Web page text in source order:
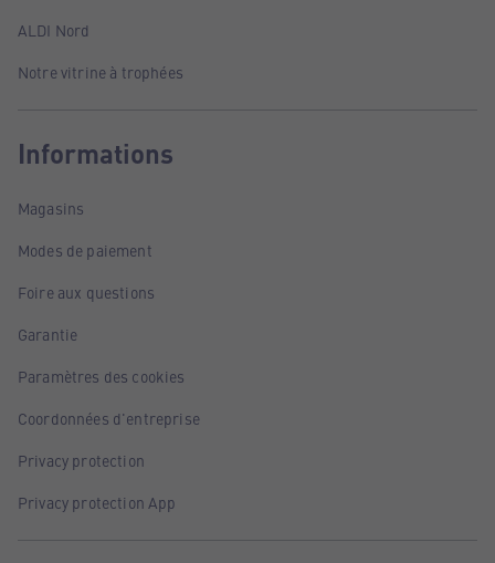
ALDI Nord
Notre vitrine à trophées
Informations
Magasins
Modes de paiement
Foire aux questions
Garantie
Paramètres des cookies
Coordonnées d'entreprise
Privacy protection
Privacy protection App